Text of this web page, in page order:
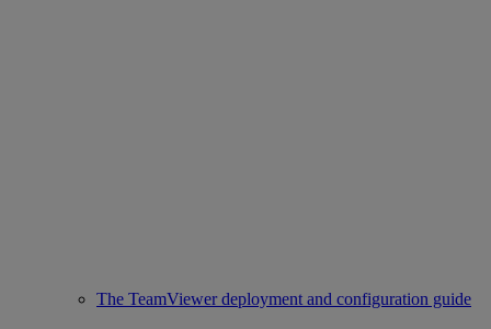
The TeamViewer deployment and configuration guide